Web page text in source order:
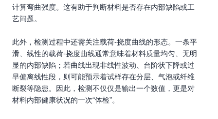
计算弯曲强度。这有助于判断材料是否存在内部缺陷或工
艺问题。
此外，检测过程中还需关注载荷-挠度曲线的形态。一条平
滑、线性的载荷-挠度曲线通常意味着材料质量均匀、无明
显的内部缺陷；若曲线出现非线性波动、台阶状下降或过
早偏离线性段，则可能预示着试样存在分层、气泡或纤维
断裂等隐患。因此，检测不仅仅是输出一个数值，更是对
材料内部健康状况的一次“体检”。